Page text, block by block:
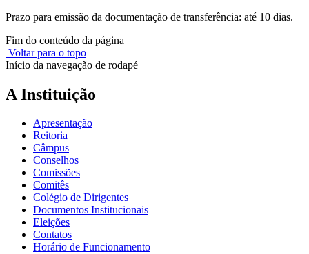
Prazo para emissão da documentação de transferência: até 10 dias.
Fim do conteúdo da página
Voltar para o topo
Início da navegação de rodapé
A Instituição
Apresentação
Reitoria
Câmpus
Conselhos
Comissões
Comitês
Colégio de Dirigentes
Documentos Institucionais
Eleições
Contatos
Horário de Funcionamento